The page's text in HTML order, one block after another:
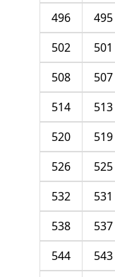
495
496
501
502
507
508
513
514
519
520
525
526
531
532
537
538
543
544